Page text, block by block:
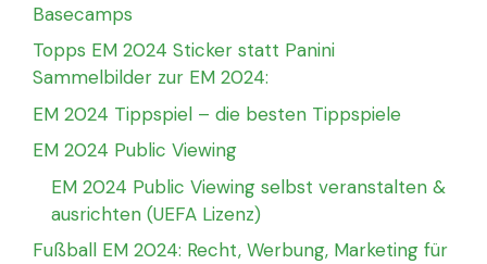
Basecamps
Topps EM 2024 Sticker statt Panini
Sammelbilder zur EM 2024:
EM 2024 Tippspiel – die besten Tippspiele
EM 2024 Public Viewing
EM 2024 Public Viewing selbst veranstalten &
ausrichten (UEFA Lizenz)
Fußball EM 2024: Recht, Werbung, Marketing für